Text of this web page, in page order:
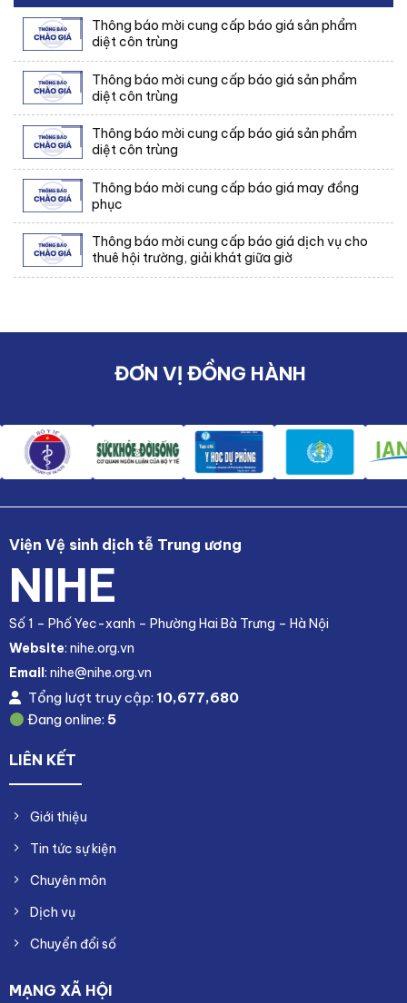
Thông báo mời cung cấp báo giá sản phẩm
diệt côn trùng
Thông báo mời cung cấp báo giá sản phẩm
diệt côn trùng
Thông báo mời cung cấp báo giá sản phẩm
diệt côn trùng
Thông báo mời cung cấp báo giá may đồng
phục
Thông báo mời cung cấp báo giá dịch vụ cho
thuê hội trường, giải khát giữa giờ
ĐƠN VỊ ĐỒNG HÀNH
Viện Vệ sinh dịch tễ Trung ương
NIHE
Số 1 – Phố Yec-xanh – Phường Hai Bà Trưng – Hà Nội
Website: nihe.org.vn
Email: nihe@nihe.org.vn
Tổng lượt truy cập: 10,677,680
Đang online: 5
LIÊN KẾT
Giới thiệu
Tin tức sự kiện
Chuyên môn
Dịch vụ
Chuyển đổi số
MẠNG XÃ HỘI